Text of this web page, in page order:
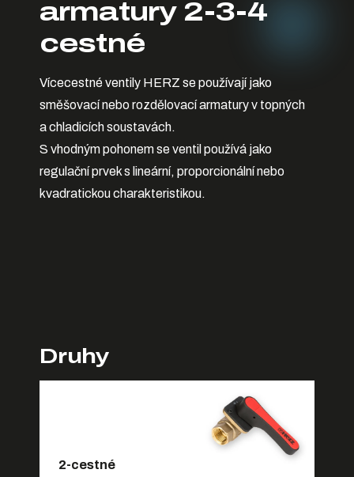
armatury 2-3-4
cestné
Vícecestné ventily HERZ se používají jako
směšovací nebo rozdělovací armatury v topných
a chladicích soustavách.
S vhodným pohonem se ventil používá jako
regulační prvek s lineární, proporcionální nebo
kvadratickou charakteristikou.
Druhy
2-cestné